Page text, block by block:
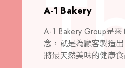
A-1 Bakery
A-1 Bakery Group是
念，就是為顧客製造
將最天然美味的健康